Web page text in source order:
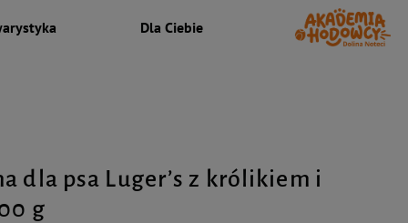
Dla Ciebie
dla psa Luger’s z królikiem i
g